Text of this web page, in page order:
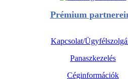
Prémium
Kapcsolat/
Panaszkezelés
Céginformációk